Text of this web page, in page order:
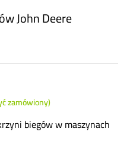
John Deere
zamówiony)
biegów w maszynach